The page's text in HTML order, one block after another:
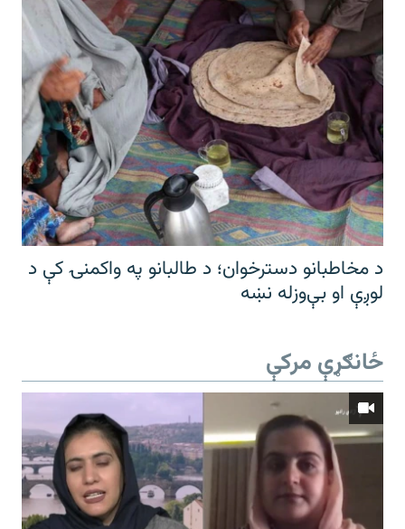
د مخاطبانو دسترخوان؛ د طالبانو په واکمنۍ کې د
لوږې او بې‌وزله نښه
ځانګړې مرکې